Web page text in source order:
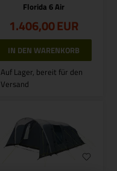
Florida 6 Air
1.406,00EUR
Auf Lager, bereit für den
Versand